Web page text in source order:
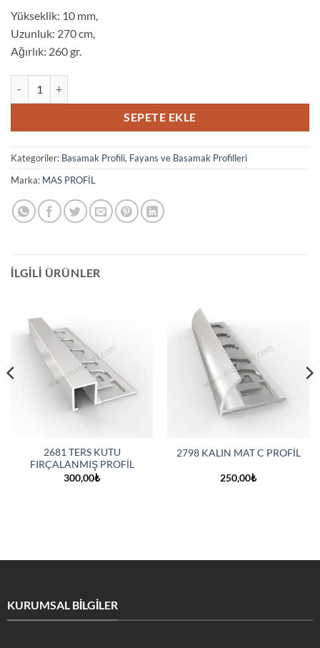
Yükseklik: 10 mm,
Uzunluk: 270 cm,
Ağırlık: 260 gr.
SEPETE EKLE
Kategoriler: Basamak Profili, Fayans ve Basamak Profilleri
Marka: MAS PROFİL
İLGILI ÜRÜNLER
2681 TERS KUTU
FIRÇALANMIŞ PROFİL
300,00₺
2798 KALIN MAT C PROFİL
250,00₺
KURUMSAL BİLGİLER